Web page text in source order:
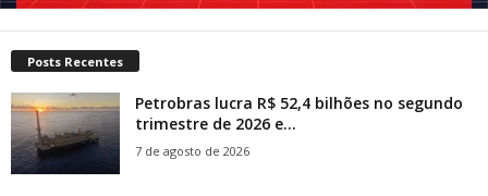
Posts Recentes
Petrobras lucra R$ 52,4 bilhões no segundo
trimestre de 2026 e...
7 de agosto de 2026